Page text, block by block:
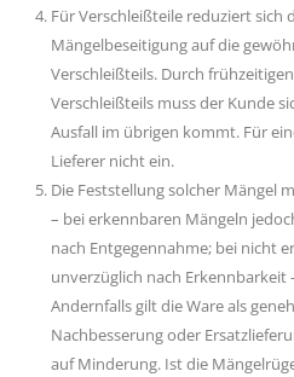
Für Verschleißteile reduziert sich
Mängelbeseitigung auf die
Verschleißteils. Durch
Verschleißteils muss der Kunde
Ausfall im übrigen kommt. Für
Lieferer nicht ein.
Die Feststellung solcher Mängel
– bei erkennbaren Mängeln
nach Entgegennahme; bei nicht
unverzüglich nach
Andernfalls gilt die Ware als
Nachbesserung oder
auf Minderung. Ist die